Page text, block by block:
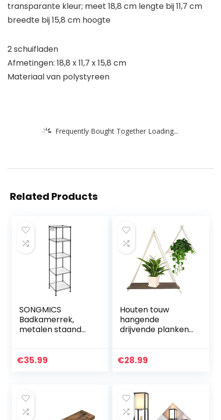
transparante kleur; meet 18,8 cm lengte bij 11,7 cm
breedte bij 15,8 cm hoogte
2 schuifladen
Afmetingen: 18,8 x 11,7 x 15,8 cm
Materiaal van polystyreen
Frequently Bought Together Loading...
Related Products
SONGMICS
Badkamerrek,
metalen staand
met 5 PP-platen,
€35.99
Houten touw
hangende
drijvende planken
plank, muur
€28.99